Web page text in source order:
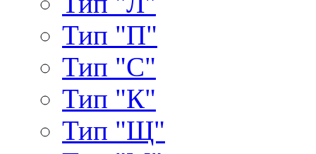
Тип "П"
Тип "С"
Тип "К"
Тип "Щ"